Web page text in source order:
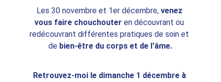
Les 30 novembre et 1er décembre, venez
vous faire chouchouter en découvrant ou
redécouvrant différentes pratiques de soin et
de bien-être du corps et de l'âme.
Retrouvez-moi le dimanche 1 décembre à